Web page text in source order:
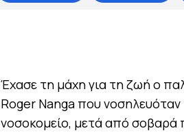
Έχασε τη μάχη για τη ζωή ο
Roger Nanga που
νοσοκομείο, μετά από σοβαρά